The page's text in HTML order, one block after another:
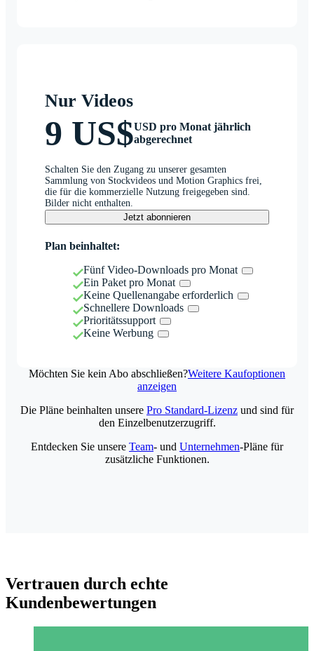
Nur Videos
9 US$USD pro Monat jährlich
abgerechnet
Schalten Sie den Zugang zu unserer gesamten
Sammlung von Stockvideos und Motion Graphics frei,
die für die kommerzielle Nutzung freigegeben sind.
Bilder nicht enthalten.
Jetzt abonnieren
Plan beinhaltet:
Fünf Video-Downloads pro Monat
Ein Paket pro Monat
Keine Quellenangabe erforderlich
Schnellere Downloads
Prioritätssupport
Keine Werbung
Möchten Sie kein Abo abschließen?Weitere Kaufoptionen
anzeigen
Die Pläne beinhalten unsere Pro Standard-Lizenz und sind für
den Einzelbenutzerzugriff.
Entdecken Sie unsere Team- und Unternehmen-Pläne für
zusätzliche Funktionen.
Vertrauen durch echte
Kundenbewertungen